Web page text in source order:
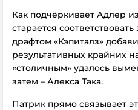
Как подчёркивает Адлер
старается
драфтом «Кэпиталз»
результативных крайних
«столичным» удалось
затем – Алекса Така.
Патрик прямо связывает